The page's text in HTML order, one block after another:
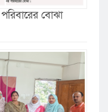
বোঝা